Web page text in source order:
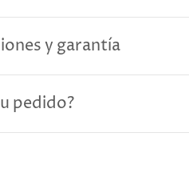
y garantía
pedido?